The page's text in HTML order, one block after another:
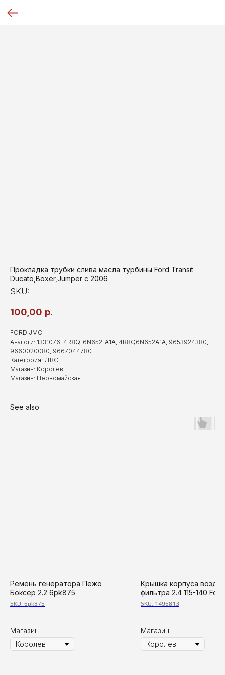
Прокладка трубки слива масла турбины Ford Transit
Ducato,Boxer,Jumper c 2006
SKU:
100,00 р.
FORD JMC
Аналоги: 1331076, 4R8Q-6N652-A1A, 4R8Q6N652A1A, 9653924380,
9660020080, 9667044780
Категория: ДВС
Магазин: Королев
Магазин: Первомайская
See also
Ремень генератора Пежо
Боксер 2.2 6pk875
SKU: 6pk875
Магазин
Крышка корпуса
фильтра 2.4 115-140
с 2006
SKU: 1496813
Магазин